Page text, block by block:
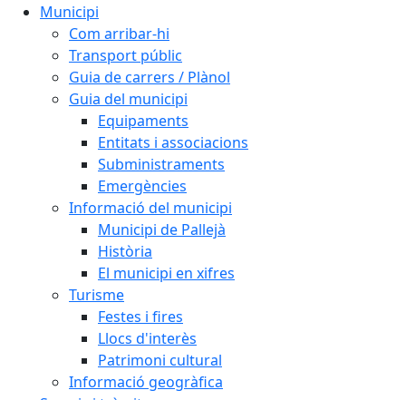
Municipi
Com arribar-hi
Transport públic
Guia de carrers / Plànol
Guia del municipi
Equipaments
Entitats i associacions
Subministraments
Emergències
Informació del municipi
Municipi de Pallejà
Història
El municipi en xifres
Turisme
Festes i fires
Llocs d'interès
Patrimoni cultural
Informació geogràfica